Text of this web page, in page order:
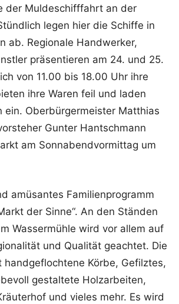
der Muldeschifffahrt an der
legen hier die Schiffe in
ab. Regionale Handwerker,
präsentieren am 24. und 25.
von 11.00 bis 18.00 Uhr ihre
ihre Waren feil und laden
ein. Oberbürgermeister Matthias
Gunter Hantschmann
am Sonnabendvormittag um
amüsantes Familienprogramm
der Sinne“. An den Ständen
Wassermühle wird vor allem auf
und Qualität geachtet. Die
handgeflochtene Körbe, Gefilztes,
gestaltete Holzarbeiten,
und vieles mehr. Es wird